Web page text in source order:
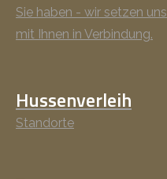
Sie haben - wir setzen uns
mit Ihnen in Verbindung.
Hussenverleih
Standorte